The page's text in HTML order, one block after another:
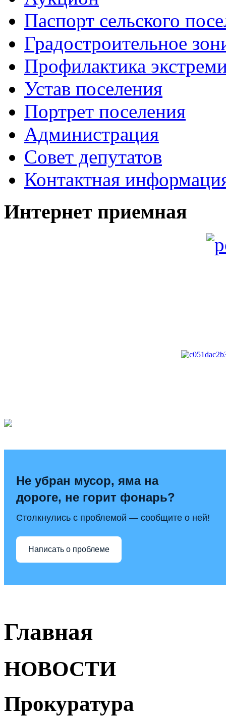
Паспорт сельского
Градостроительное
Профилактика
Устав поселения
Портрет поселения
Администрация
Совет депутатов
Контактная
Интернет приемная
Не убран мусор, яма на
дороге, не горит фонарь?
Столкнулись с проблемой — сообщите о ней!
Написать о проблеме
Главная
НОВОСТИ
Прокуратура